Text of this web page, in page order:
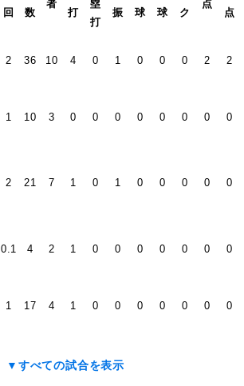
回
数
者
打
塁
打
振
球
球
ク
点
点
2 36 10 4 0 1 0 0 0 2 2
1 10 3 0 0 0 0 0 0 0 0
2 21 7 1 0 1 0 0 0 0 0
0.1 4 2 1 0 0 0 0 0 0 0
1 17 4 1 0 0 0 0 0 0 0
▼すべての試合を表示